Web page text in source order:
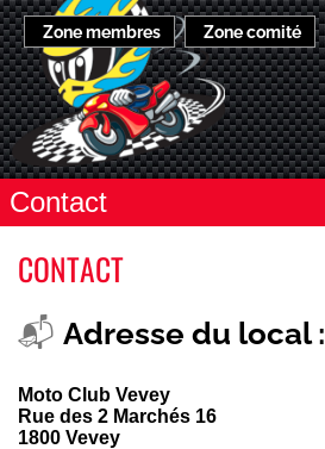
Zone membres Zone comité
Contact
CONTACT
📬 Adresse du local :
Moto Club Vevey
Rue des 2 Marchés 16
1800 Vevey